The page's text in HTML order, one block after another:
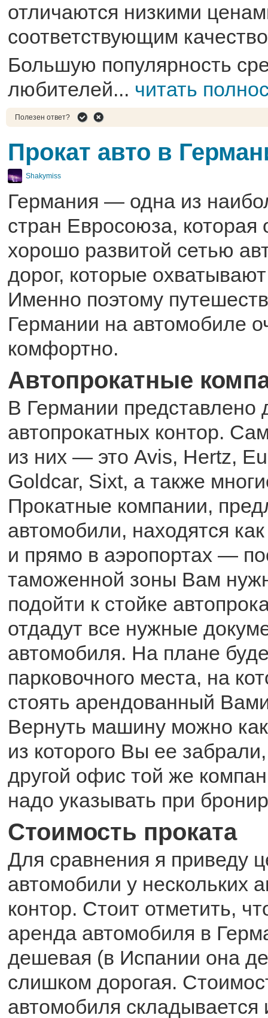
отличаются низкими
соответствующим
Большую популярность
любителей... читать
Полезен ответ?
Прокат авто в
Shakymiss
Германия — одна из
стран Евросоюза, которая
хорошо развитой сетью
дорог, которые
Именно поэтому
Германии на автомобиле
комфортно.
Автопрокатные
В Германии представлено
автопрокатных контор.
из них — это Avis, Hertz,
Goldcar, Sixt, а также
Прокатные компании,
автомобили, находятся
и прямо в аэропортах —
таможенной зоны Вам
подойти к стойке
отдадут все нужные
автомобиля. На плане
парковочного места, на
стоять арендованный
Вернуть машину можно как
из которого Вы ее
другой офис той же
надо указывать при
Стоимость проката
Для сравнения я приведу
автомобили у нескольких
контор. Стоит отметить,
аренда автомобиля в
дешевая (в Испании она
слишком дорогая.
автомобиля складывается